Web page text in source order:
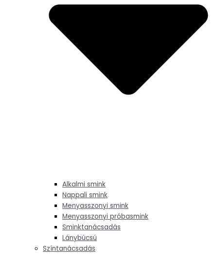
Alkalmi smink
Nappali smink
Menyasszonyi smink
Menyasszonyi próbasmink
Sminktanácsadás
Lánybúcsú
Színtanácsadás